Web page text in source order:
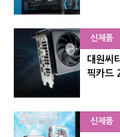
신제품
대원씨
픽카드
신제품